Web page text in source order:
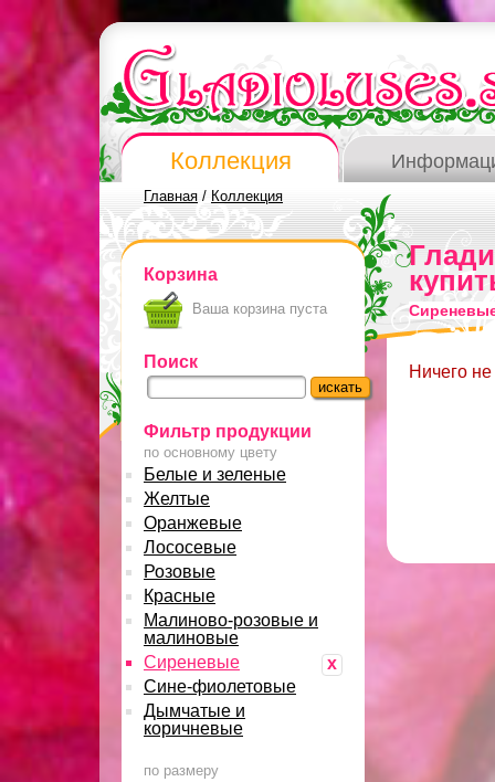
Коллекция
Главная / Коллекция
Корзина
Ваша корзина пуста
Поиск
Фильтр продукции
по основному цвету
Белые и зеленые
Желтые
Оранжевые
Лососевые
Розовые
Красные
Малиново-розовые и
малиновые
x
Сиреневые
Сине-фиолетовые
Дымчатые и
коричневые
по размеру
Ничего